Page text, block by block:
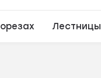
Лестницы